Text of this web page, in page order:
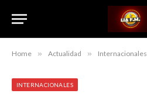
Home » Actualidad » Internacionales
INTERNACIONALES